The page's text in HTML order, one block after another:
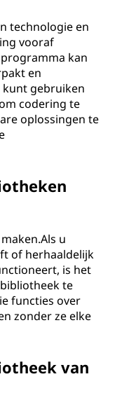
technologie en
vooraf
kan
en
kunt gebruiken
codering te
oplossingen te
u
of herhaaldelijk
is het
te
functies over
zonder ze elke
van